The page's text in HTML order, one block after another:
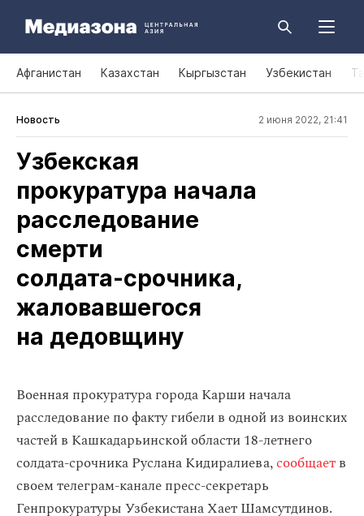
Афганистан Казахстан Кыргызстан Узбекистан
Новость 2 июня 2022, 21:41
Узбекская
прокуратура начала
расследование
смерти
солдата‑срочника,
жаловавшегося
на дедовщину
Военная прокуратура города Карши начала
расследование по факту гибели в одной из воинских
частей в Кашкадарьинской области 18-летнего
солдата-срочника Руслана Кидиралиева,сообщаетв
своем телеграм-канале пресс-секретарь
Генпрокуратуры Узбекистана Хает Шамсутдинов.